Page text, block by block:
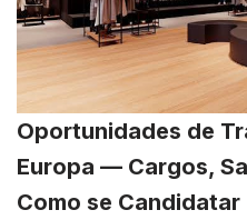
Oportunidades de
Europa — Cargos,
Como se Candidatar